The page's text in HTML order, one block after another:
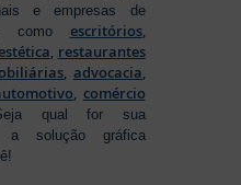
e empresas de
como escritórios,
, restaurantes
, advocacia,
, comércio
qual for sua
a solução gráfica